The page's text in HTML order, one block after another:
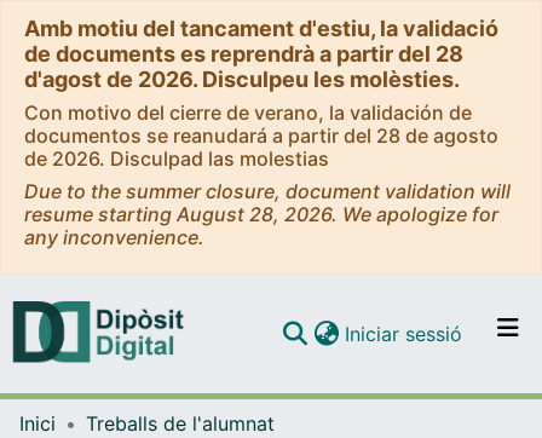
Amb motiu del tancament d'estiu, la validació
de documents es reprendrà a partir del 28
d'agost de 2026. Disculpeu les molèsties.
Con motivo del cierre de verano, la validación de
documentos se reanudará a partir del 28 de agosto
de 2026. Disculpad las molestias
Due to the summer closure, document validation will
resume starting August 28, 2026. We apologize for
any inconvenience.
Navega per tot el DD
Iniciar sessió (current)
Inici
Treballs de l'alumnat